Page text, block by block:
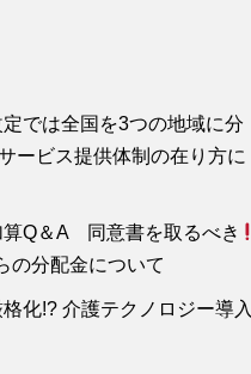
では全国を3つの地域に分
ービス提供体制の在り方に
Q＆A 同意書を取るべき
の分配金について
化!? 介護テクノロジー導入